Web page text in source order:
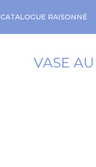
CATALOGUE RAISONNÉ
VASE